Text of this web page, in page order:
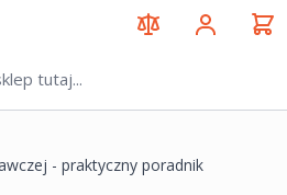
- praktyczny poradnik